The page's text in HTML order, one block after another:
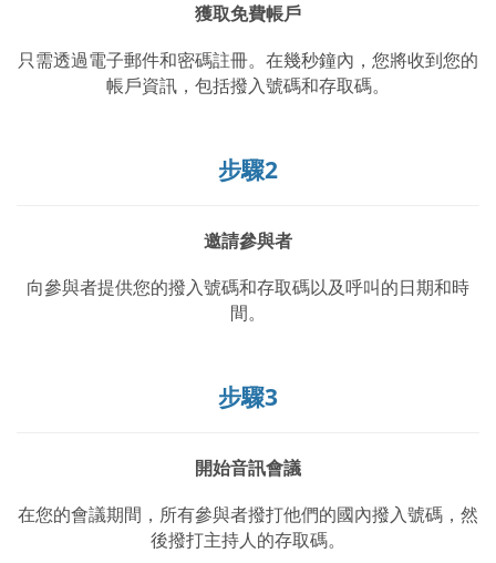
獲取免費帳戶
只需透過電子郵件和密碼註冊。在幾秒鐘內，您將收到您的
帳戶資訊，包括撥入號碼和存取碼。
步驟2
邀請參與者
向參與者提供您的撥入號碼和存取碼以及呼叫的日期和時
間。
步驟3
開始音訊會議
在您的會議期間，所有參與者撥打他們的國內撥入號碼，然
後撥打主持人的存取碼。